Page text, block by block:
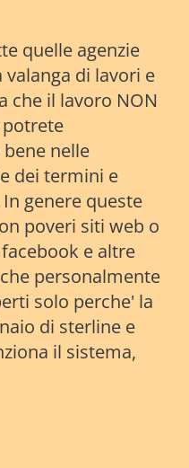
quelle agenzie
di lavori e
che il lavoro NON
nelle
dei termini e
genere queste
poveri siti web o
e altre
personalmente
solo perche' la
di sterline e
il sistema,